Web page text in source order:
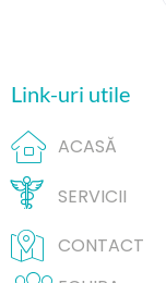
Link-uri utile
ACASĂ
SERVICII
CONTACT